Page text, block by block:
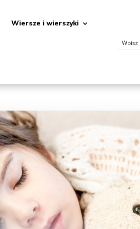
Wiersze i wierszyki